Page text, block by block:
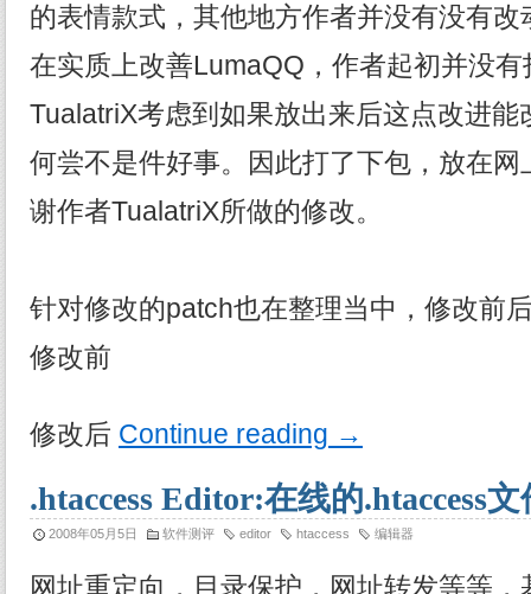
的表情款式，其他地方作者并没有没有
在实质上改善LumaQQ，作者起初并没
TualatriX考虑到如果放出来后这点改进
何尝不是件好事。因此打了下包，放在
谢作者TualatriX所做的修改。
针对修改的patch也在整理当中，修改前
修改前
修改后 Continue reading →
.htaccess Editor:在线的.htaccess
2008年05月5日 软件测评 editor htaccess 编辑器
网址重定向，目录保护，网址转发等等